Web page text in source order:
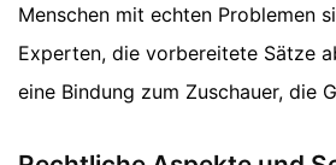
Menschen mit echten Problemen
Experten, die vorbereitete Sätze
eine Bindung zum Zuschauer, die